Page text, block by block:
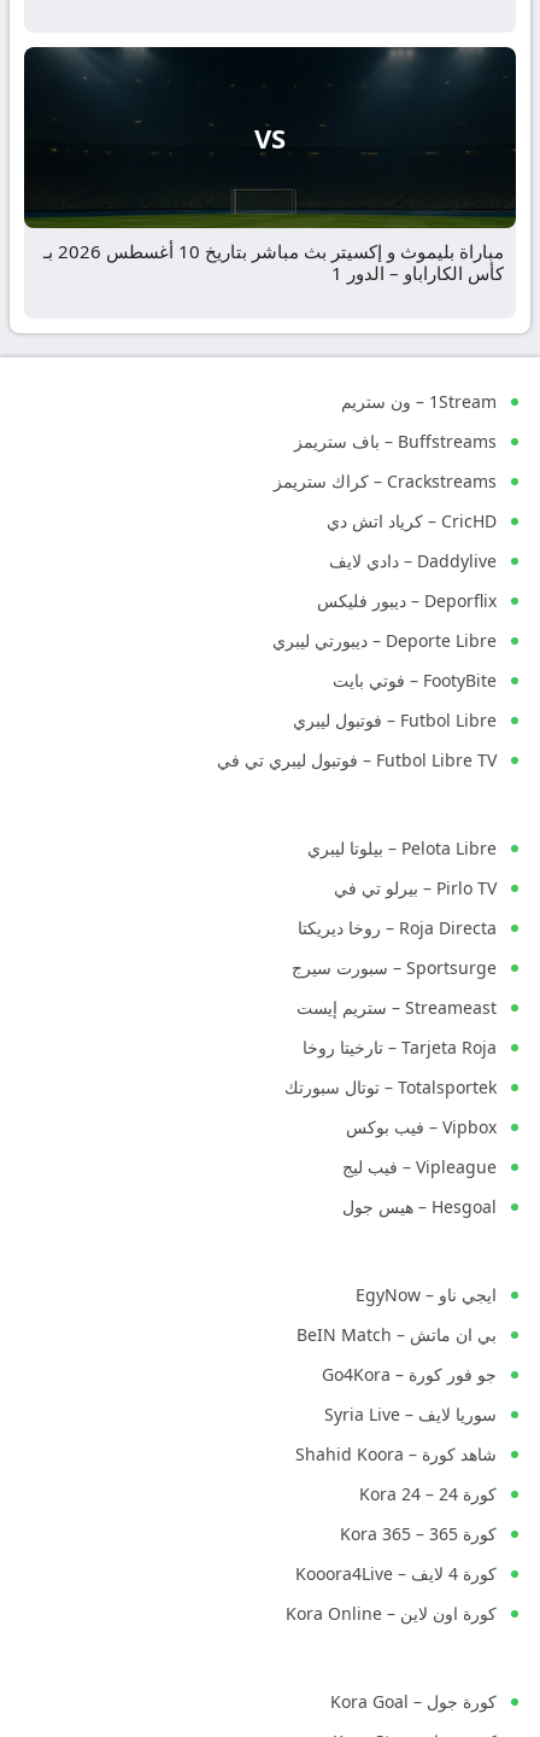
VS
مباراة بليموث و إكسيتر بث مباشر بتاريخ 10 أغسطس 2026 بـ
كأس الكاراباو – الدور 1
1Stream – ون ستريم
Buffstreams – باف ستريمز
Crackstreams – كراك ستريمز
CricHD – كرياد اتش دي
Daddylive – دادي لايف
Deporflix – ديبور فليكس
Deporte Libre – ديبورتي ليبري
FootyBite – فوتي بايت
Futbol Libre – فوتبول ليبري
Futbol Libre TV – فوتبول ليبري تي في
Pelota Libre – بيلوتا ليبري
Pirlo TV – بيرلو تي في
Roja Directa – روخا ديريكتا
Sportsurge – سبورت سيرج
Streameast – ستريم إيست
Tarjeta Roja – تارخيتا روخا
Totalsportek – توتال سبورتك
Vipbox – فيب بوكس
Vipleague – فيب ليج
Hesgoal – هيس جول
ايجي ناو – EgyNow
بي ان ماتش – BeIN Match
جو فور كورة – Go4Kora
سوريا لايف – Syria Live
شاهد كورة – Shahid Koora
كورة 24 – Kora 24
كورة 365 – Kora 365
كورة 4 لايف – Kooora4Live
كورة اون لاين – Kora Online
كورة جول – Kora Goal